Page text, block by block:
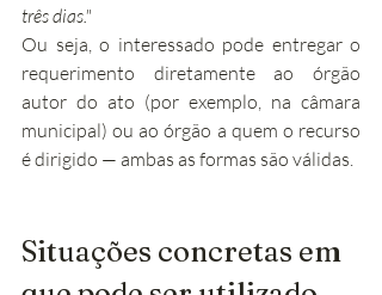
três dias."
Ou seja, o interessado pode entregar o
requerimento diretamente ao órgão
autor do ato (por exemplo, na câmara
municipal) ou ao órgão a quem o recurso
é dirigido — ambas as formas são válidas.
Situações concretas em